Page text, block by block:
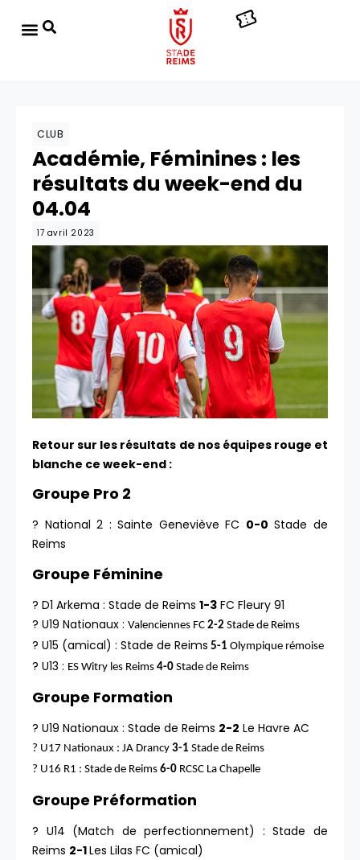
CLUB
Académie, Féminines : les
résultats du week-end du
04.04
17 avril 2023
Retour sur les résultats de nos équipes rouge et
blanche ce week-end :
Groupe Pro 2
? National 2 : Sainte Geneviève FC 0-0 Stade de
Reims
Groupe Féminine
? D1 Arkema : Stade de Reims 1-3 FC Fleury 91
? U19 Nationaux : Valenciennes FC 2-2 Stade de Reims
? U15 (amical) : Stade de Reims 5-1 Olympique rémoise
? U13 : ES Witry les Reims 4-0 Stade de Reims
Groupe Formation
? U19 Nationaux : Stade de Reims 2-2 Le Havre AC
? U17 Nationaux : JA Drancy 3-1 Stade de Reims
? U16 R1 : Stade de Reims 6-0 RCSC La Chapelle
Groupe Préformation
? U14 (Match de perfectionnement) : Stade de
Reims 2-1Les Lilas FC (amical)